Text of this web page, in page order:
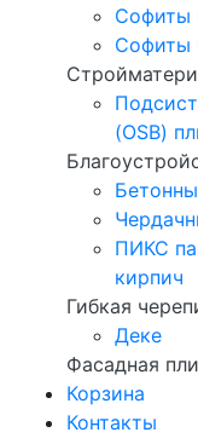
Софиты
Софиты
(OSB)
ПИКС
кирпич
Гибкая
Деке
Фасадная
Корзина
Контакты